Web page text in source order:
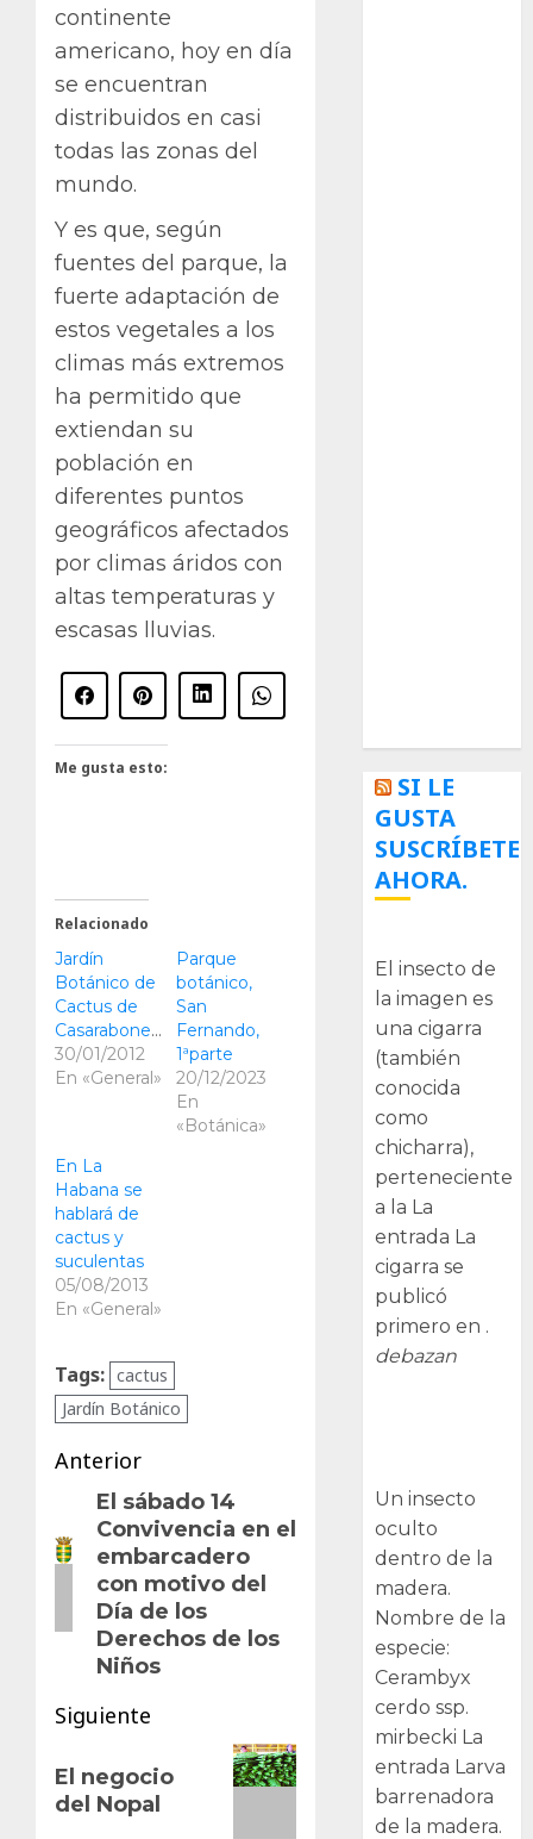
continente
americano, hoy en día
se encuentran
distribuidos en casi
todas las zonas del
mundo.
Y es que, según
fuentes del parque, la
fuerte adaptación de
estos vegetales a los
climas más extremos
ha permitido que
extiendan su
población en
diferentes puntos
geográficos afectados
por climas áridos con
altas temperaturas y
escasas lluvias.
Me gusta esto:
Relacionado
Jardín
Botánico de
Cactus de
Casarabonela
30/01/2012
En «General»
Parque
botánico,
San
Fernando,
1ªparte
20/12/2023
En
«Botánica»
En La
Habana se
hablará de
cactus y
suculentas
05/08/2013
En «General»
Tags: cactus
Jardín Botánico
Navegación
entradas
Anterior
Entrada
anterior:
El sábado 14
Convivencia en el
embarcadero
con motivo del
Día de los
Derechos de los
Niños
Siguiente
entrada:
El negocio
del Nopal
SI LE
GUSTA
SUSCRÍBETE
AHORA.
El insecto de
la imagen es
una cigarra
(también
conocida
como
chicharra),
perteneciente
a la La
entrada La
cigarra se
publicó
primero en .
debazan
Un insecto
oculto
dentro de la
madera.
Nombre de la
especie:
Cerambyx
cerdo ssp.
mirbecki La
entrada Larva
barrenadora
de la madera.